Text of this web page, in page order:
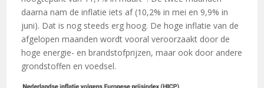
daarna nam de inflatie iets af (10,2% in mei en 9,9% in
juni). Dat is nog steeds erg hoog. De hoge inflatie van de
afgelopen maanden wordt vooral veroorzaakt door de
hoge energie- en brandstofprijzen, maar ook door andere
grondstoffen en voedsel.